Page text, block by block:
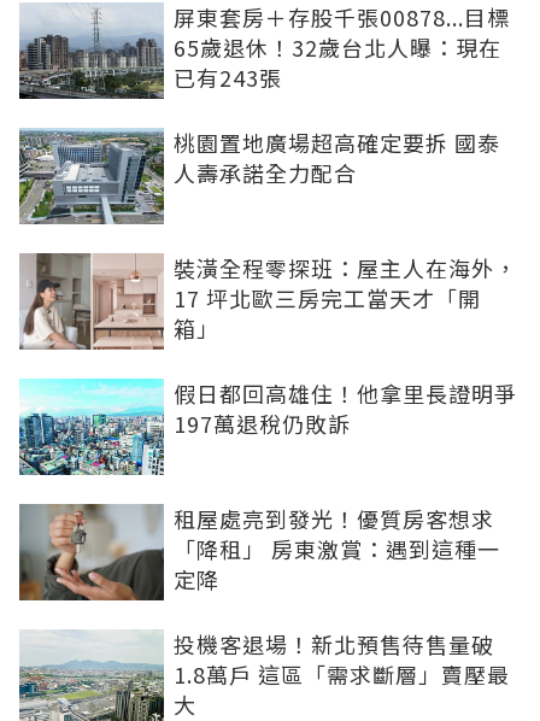
屏東套房＋存股千張00878...目標
65歲退休！32歲台北人曝：現在
已有243張
桃園置地廣場超高確定要拆 國泰
人壽承諾全力配合
裝潢全程零探班：屋主人在海外，
17 坪北歐三房完工當天才「開
箱」
假日都回高雄住！他拿里長證明爭
197萬退稅仍敗訴
租屋處亮到發光！優質房客想求
「降租」 房東激賞：遇到這種一
定降
投機客退場！新北預售待售量破
1.8萬戶 這區「需求斷層」賣壓最
大